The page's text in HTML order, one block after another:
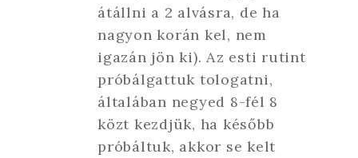
átállni a 2 alvásra, de ha
nagyon korán kel, nem
igazán jön ki). Az esti rutint
próbálgattuk tologatni,
általában negyed 8-fél 8
közt kezdjük, ha később
próbáltuk, akkor se kelt